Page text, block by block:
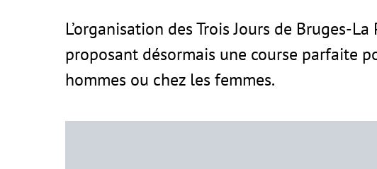
L’organisation des Trois Jours de Bruges-
proposant désormais une course parfaite
hommes ou chez les femmes.